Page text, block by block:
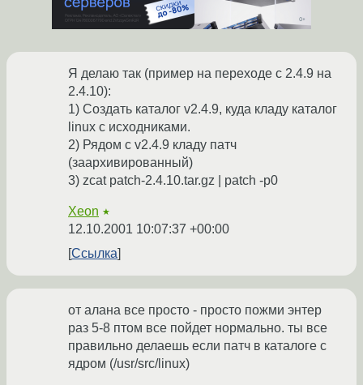
Я делаю так (пример на переходе с 2.4.9 на
2.4.10):
1) Создать каталог v2.4.9, куда кладу каталог
linux с исходниками.
2) Рядом с v2.4.9 кладу патч
(заархивированный)
3) zcat patch-2.4.10.tar.gz | patch -p0
Xeon ★
12.10.2001 10:07:37 +00:00
Ссылка
от алана все просто - просто пожми энтер
раз 5-8 птом все пойдет нормально. ты все
правильно делаешь если патч в каталоге с
ядром (/usr/src/linux)